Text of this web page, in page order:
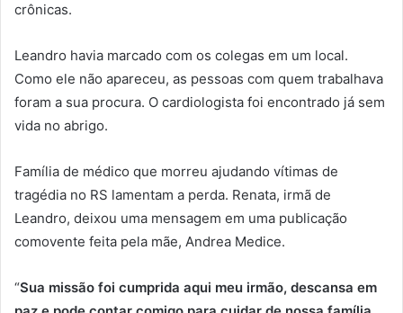
crônicas.
Leandro havia marcado com os colegas em um local.
Como ele não apareceu, as pessoas com quem trabalhava
foram a sua procura. O cardiologista foi encontrado já sem
vida no abrigo.
Família de médico que morreu ajudando vítimas de
tragédia no RS lamentam a perda. Renata, irmã de
Leandro, deixou uma mensagem em uma publicação
comovente feita pela mãe, Andrea Medice.
“Sua missão foi cumprida aqui meu irmão, descansa em